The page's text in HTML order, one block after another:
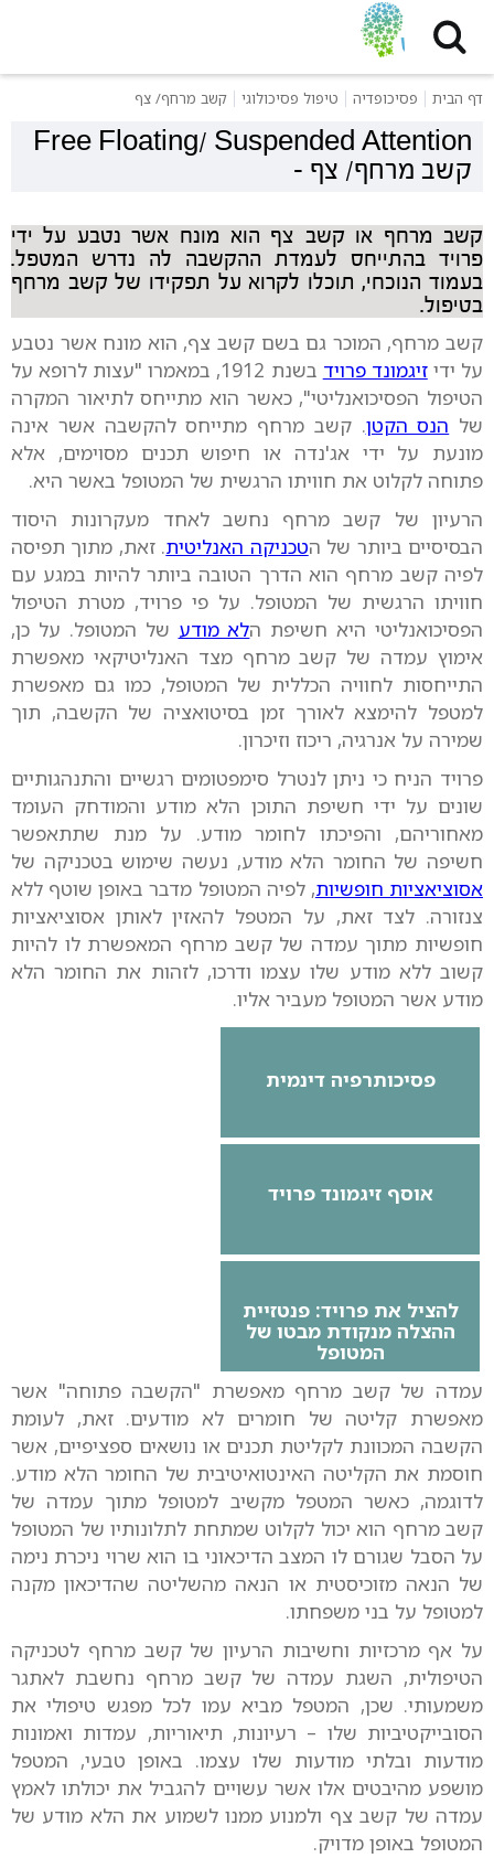
דף הבית פסיכופדיה טיפול פסיכולוגי קשב מרחף/ צף
Free Floating/ Suspended Attention
- קשב מרחף/ צף
קשב מרחף או קשב צף הוא מונח אשר נטבע על ידי
פרויד בהתייחס לעמדת ההקשבה לה נדרש המטפל.
בעמוד הנוכחי, תוכלו לקרוא על תפקידו של קשב מרחף
בטיפול.
קשב מרחף, המוכר גם בשם קשב צף, הוא מונח אשר נטבע
על ידיזיגמונד פרויד
בשנת 1912, במאמרו "עצות לרופא על
הטיפול הפסיכואנליטי", כאשר הוא מתייחס לתיאור המקרה
של הנס הקטן. קשב מרחף מתייחס להקשבה אשר אינה
מונעת על ידי אג'נדה או חיפוש תכנים מסוימים, אלא
פתוחה לקלוט את חוויתו הרגשית של המטופל באשר היא.
הרעיון של קשב מרחף נחשב לאחד מעקרונות היסוד
הבסיסיים ביותר של הטכניקה האנליטית. זאת, מתוך תפיסה
לפיה קשב מרחף הוא הדרך הטובה ביותר להיות במגע עם
חוויתו הרגשית של המטופל. על פי פרויד, מטרת הטיפול
הפסיכואנליטי היא חשיפת הלא מודע של המטופל. על כן,
אימוץ עמדה של קשב מרחף מצד האנליטיקאי מאפשרת
התייחסות לחוויה הכללית של המטופל, כמו גם מאפשרת
למטפל להימצא לאורך זמן בסיטואציה של הקשבה, תוך
שמירה על אנרגיה, ריכוז וזיכרון.
פרויד הניח כי ניתן לנטרל סימפטומים רגשיים והתנהגותיים
שונים על ידי חשיפת התוכן הלא מודע והמודחק העומד
מאחוריהם, והפיכתו לחומר מודע. על מנת שתתאפשר
חשיפה של החומר הלא מודע, נעשה שימוש בטכניקה של
אסוציאציות חופשיות, לפיה המטופל מדבר באופן שוטף ללא
צנזורה. לצד זאת, על המטפל להאזין לאותן אסוציאציות
חופשיות מתוך עמדה של קשב מרחף המאפשרת לו להיות
קשוב ללא מודע שלו עצמו ודרכו, לזהות את החומר הלא
מודע אשר המטופל מעביר אליו.
פסיכותרפיה דינמית
אוסף זיגמונד פרויד
להציל את פרויד: פנטזיית
ההצלה מנקודת מבטו של
המטופל
עמדה של קשב מרחף מאפשרת "הקשבה פתוחה" אשר
מאפשרת קליטה של חומרים לא מודעים. זאת, לעומת
הקשבה המכוונת לקליטת תכנים או נושאים ספציפיים, אשר
חוסמת את הקליטה האינטואיטיבית של החומר הלא מודע.
לדוגמה, כאשר המטפל מקשיב למטופל מתוך עמדה של
קשב מרחף הוא יכול לקלוט שמתחת לתלונותיו של המטופל
על הסבל שגורם לו המצב הדיכאוני בו הוא שרוי ניכרת נימה
של הנאה מזוכיסטית או הנאה מהשליטה שהדיכאון מקנה
למטופל על בני משפחתו.
על אף מרכזיות וחשיבות הרעיון של קשב מרחף לטכניקה
הטיפולית, השגת עמדה של קשב מרחף נחשבת לאתגר
משמעותי. שכן, המטפל מביא עמו לכל מפגש טיפולי את
הסובייקטיביות שלו – רעיונות, תיאוריות, עמדות ואמונות
מודעות ובלתי מודעות שלו עצמו. באופן טבעי, המטפל
מושפע מהיבטים אלו אשר עשויים להגביל את יכולתו לאמץ
עמדה של קשב צף ולמנוע ממנו לשמוע את הלא מודע של
המטופל באופן מדויק.